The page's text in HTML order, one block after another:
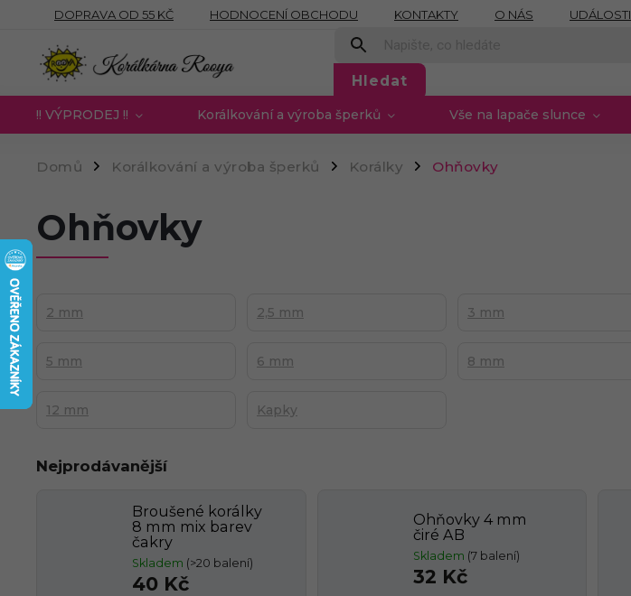
DOPRAVA OD 55 KČ HODNOCENÍ OBCHODU KONTAKTY O NÁS UDÁLOSTI
PODMÍNKY OCHRANY OSOBNÍCH ÚDAJŮ
Hledat
!! VÝPRODEJ !! Korálkování a výroba šperků Vše na lapače slunce
Domů / Korálkování a výroba šperků / Korálky / Ohňovky
Ohňovky
2 mm 2,5 mm 3 mm
5 mm 6 mm 8 mm
12 mm Kapky
Nejprodávanější
Broušené korálky
8 mm mix barev
čakry
Skladem (>20 balení)
40 Kč
Ohňovky 4 mm
čiré AB
Skladem (7 balení)
32 Kč